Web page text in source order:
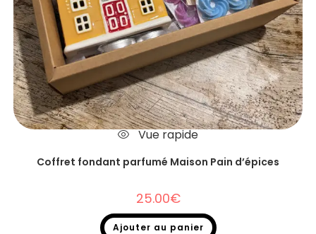
Vue rapide
Coffret fondant parfumé Maison Pain d’épices
25.00€
Ajouter au panier